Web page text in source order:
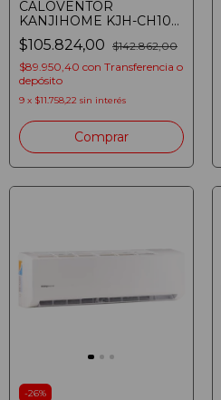
CALOVENTOR
KANJIHOME KJH-CH105
SPLIT
$105.824,00 $142.862,00
$89.950,40 con Transferencia o
depósito
9 x $11.758,22 sin interés
-26%